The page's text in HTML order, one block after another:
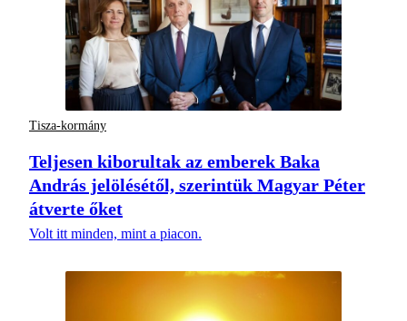
Tisza-kormány
Teljesen kiborultak az emberek Baka
András jelölésétől, szerintük Magyar Péter
átverte őket
Volt itt minden, mint a piacon.